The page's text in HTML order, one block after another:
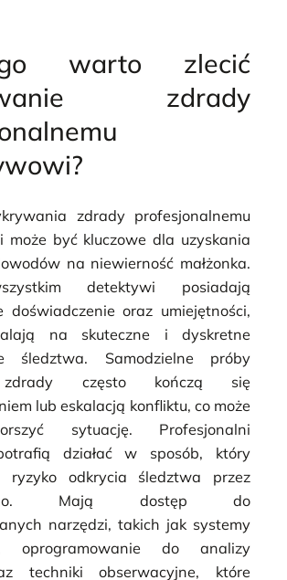
warto zlecić
zdrady
zdrady profesjonalnemu
może być kluczowe dla uzyskania
na niewierność małżonka.
detektywi posiadają
doświadczenie oraz umiejętności,
na skuteczne i dyskretne
śledztwa. Samodzielne próby
często kończą się
lub eskalacją konfliktu, co może
sytuację. Profesjonalni
działać w sposób, który
ryzyko odkrycia śledztwa przez
Mają dostęp do
narzędzi, takich jak systemy
oprogramowanie do analizy
techniki obserwacyjne, które